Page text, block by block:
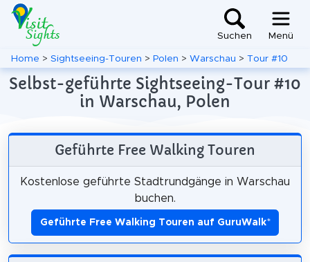
Suchen Menü
Home > Sightseeing-Touren > Polen > Warschau > Tour #10
Selbst-geführte Sightseeing-Tour #10
in Warschau, Polen
Geführte Free Walking Touren
Kostenlose geführte Stadtrundgänge in Warschau
buchen.
Geführte Free Walking Touren auf GuruWalk*